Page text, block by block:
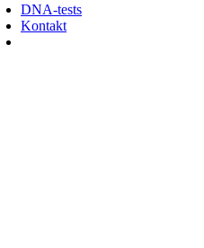
DNA-tests
Kontakt